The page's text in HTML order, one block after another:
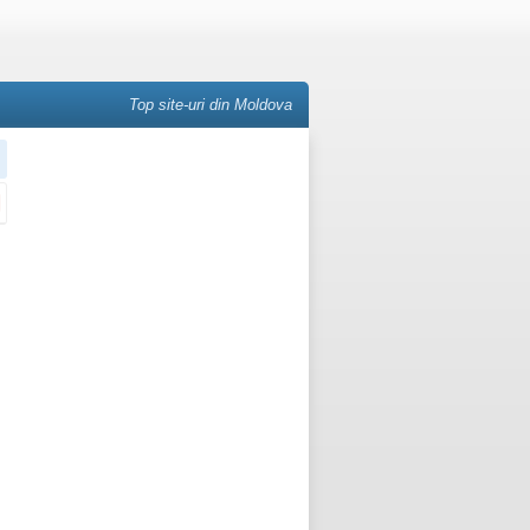
Top site-uri din Moldova